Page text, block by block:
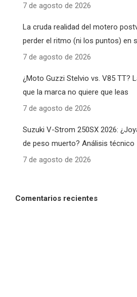
7 de agosto de 2026
La cruda realidad del motero
perder el ritmo (ni los puntos) en
7 de agosto de 2026
¿Moto Guzzi Stelvio vs. V85 TT?
que la marca no quiere que leas
7 de agosto de 2026
Suzuki V-Strom 250SX 2026:
de peso muerto? Análisis técnico
7 de agosto de 2026
Comentarios recientes